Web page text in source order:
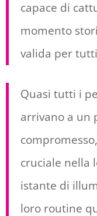
capace di
momento
valida per
Quasi tutti i
arrivano a un
cruciale nella
istante di
loro routine